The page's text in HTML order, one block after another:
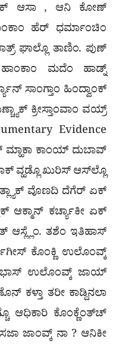
ಆಸಾ , ಆನಿ ಕೋಣ್
ಹೆರ್ ಧರ್ಮಾಂಚಿಂ
ಘಾಲ್ಲೊ ತಾಣಿಂ. ಪುಣ್
ಮದೆಂ ಹಾಡ್ನ್
ಸಾಂಗ್ತಾಂ ಹಿಂದ್ವಾಂಕ್
ಕ್ರೀಸ್ತಾಂವಾಂ ವಯ್ರ್
Evidence
ಮ್ಹಾಕಾ ಕಾಂಯ್ ದುಬಾವ್
ವ್ಹಡ್ಲೊ ಖುರಿಸ್ ಆಸ್‌ಲ್ಲೊ
ವೊಣದಿ ದೆಗೆರ್ ಏಕ್
ಆಕ್ಮಾನ್ ಕರ್ಚ್ಯಾಕೀ ಏಕ್
ಆಸ್ಲ್ಲೆಂ. ತಶೆಂ ಇತಿಹಾಸ್
ಕೊಂಕ್ಣಿ ಉಲೊಂವ್ಕ್
ಭಾಸ್ ಉಲೊಂವ್ಕ್ ಜಾಯ್
ಕಳ್ತಾ ತರೀ ಕಾಡ್ದಿನಲಾ
ಆಧಿಕಾರಿ ಕೊಂಕ್ಣೆಂತ್‌ಚ್
ಜಾಂವ್ಕ್ ನಾ ? ಆನಿಕೀ